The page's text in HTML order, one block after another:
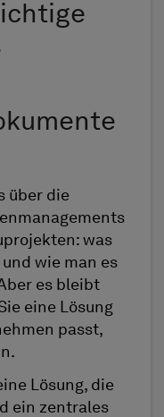
über die
was
wie man es
es bleibt
eine Lösung
passt,
Lösung, die
ein zentrales